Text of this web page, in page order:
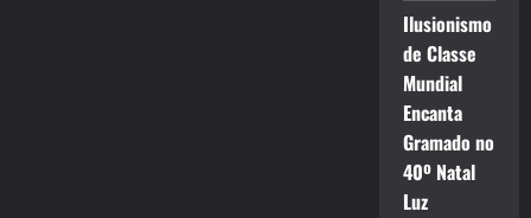
Ilusionismo
de Classe
Mundial
Encanta
Gramado no
40º Natal
Luz